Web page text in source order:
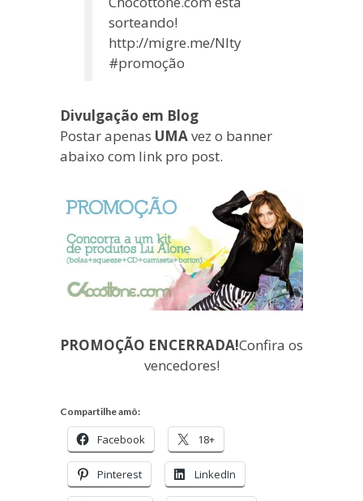
sorteando!
http://migre.me/Nlty
#promoção
Divulgação em Blog
Postar apenas UMAvez o banner
abaixo com link pro post.
PROMOÇÃO ENCERRADA!Confira os
vencedores!
Compartilhe amô:
Facebook 18+
Pinterest LinkedIn